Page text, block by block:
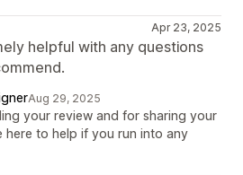
Apr 23, 2025
helpful with any questions
Aug 29, 2025
your review and for sharing your
here to help if you run into any